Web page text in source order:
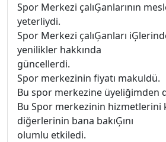
Spor Merkezi çalıĢanlarının
yeterliydi.
Spor Merkezi çalıĢanları
yenilikler hakkında
güncellerdi.
Spor merkezinin fiyatı makuldü.
Bu spor merkezine üyeliğimden
Bu Spor merkezinin hizmetlerini
diğerlerinin bana bakıĢını
olumlu etkiledi.